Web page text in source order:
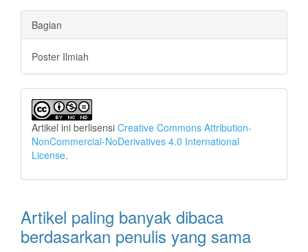
Bagian
Poster Ilmiah
Artikel ini berlisensi Creative Commons Attribution-
NonCommercial-NoDerivatives 4.0 International
License.
Artikel paling banyak dibaca
berdasarkan penulis yang sama